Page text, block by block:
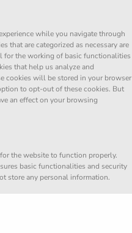
while you navigate through
that are categorized as necessary are
for the working of basic functionalities
that help us analyze and
cookies will be stored in your browser
to opt-out of these cookies. But
an effect on your browsing
the website to function properly.
basic functionalities and security
store any personal information.